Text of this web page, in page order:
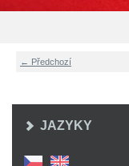
← Předchozí
JAZYKY